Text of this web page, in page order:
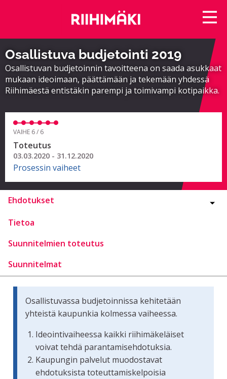
Osallistuva budjetointi 2019
Osallistuvan budjetoinnin tavoitteena on saada asukkaat
mukaan ideoimaan, päättämään ja tekemään yhdessä
Riihimäestä entistäkin parempi ja toimivampi kotipaikka.
VAIHE 6 / 6
Toteutus
03.03.2020 - 31.12.2020
Prosessin vaiheet
Ehdotukset
Tietoa
Suunnitelmien toteutus
Suunnitelmat
Osallistuvassa budjetoinnissa kehitetään
yhteistä kaupunkia kolmessa vaiheessa.
Ideointivaiheessa kaikki riihimäkeläiset
voivat tehdä parantamisehdotuksia.
Kaupungin palvelut muodostavat
ehdotuksista toteuttamiskelpoisia